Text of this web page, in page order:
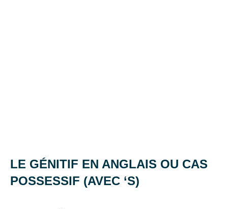
LE GÉNITIF EN ANGLAIS OU CAS
POSSESSIF (AVEC ‘S)